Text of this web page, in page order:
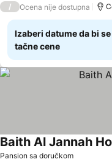
/ Ocena nije dostupna
Izaberi datume da bi
tačne cene
Pansion sa doručkom
Baith Al Jannah